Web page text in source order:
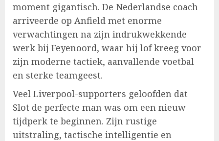
moment gigantisch. De Nederlandse coach
arriveerde op Anfield met enorme
verwachtingen na zijn indrukwekkende
werk bij Feyenoord, waar hij lof kreeg voor
zijn moderne tactiek, aanvallende voetbal
en sterke teamgeest.
Veel Liverpool-supporters geloofden dat
Slot de perfecte man was om een nieuw
tijdperk te beginnen. Zijn rustige
uitstraling, tactische intelligentie en